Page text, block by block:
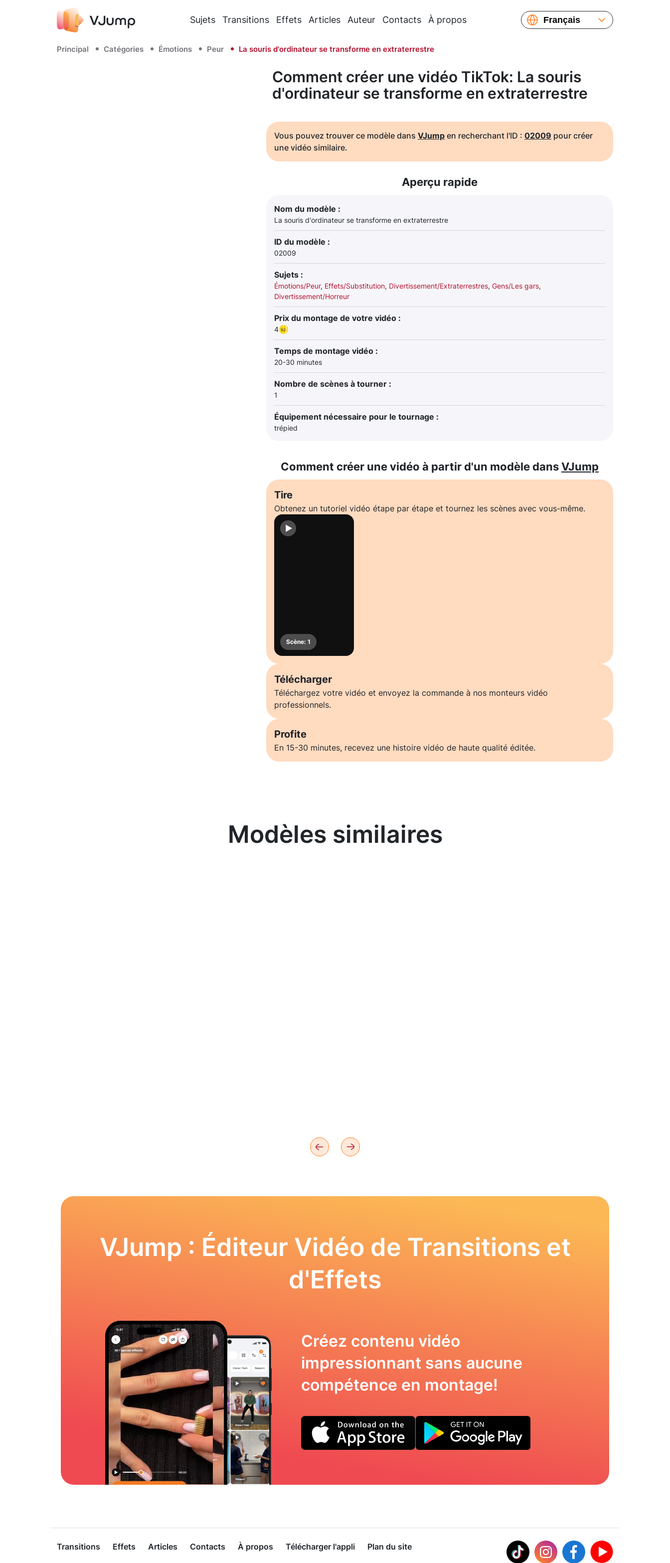
Sujets Transitions Effets Articles Auteur Contacts À propos
Français
Українська
繁體中文
Principal Catégories Émotions Peur La souris d'ordinateur se transforme en extraterrestre
Comment créer une vidéo TikTok: La souris
d'ordinateur se transforme en extraterrestre
Vous pouvez trouver ce modèle dans VJump en recherchant l'ID : 02009 pour créer
une vidéo similaire.
Aperçu rapide
Nom du modèle :
La souris d'ordinateur se transforme en extraterrestre
ID du modèle :
02009
Sujets :
Émotions/Peur, Effets/Substitution, Divertissement/Extraterrestres, Gens/Les gars,
Divertissement/Horreur
Prix du montage de votre vidéo :
4
Temps de montage vidéo :
20-30 minutes
Nombre de scènes à tourner :
1
Équipement nécessaire pour le tournage :
trépied
Comment créer une vidéo à partir d'un modèle dansVJump
Tire
Obtenez un tutoriel vidéo étape par étape et tournez les scènes avec vous-même.
Télécharger
Téléchargez votre vidéo et envoyez la commande à nos monteurs vidéo
professionnels.
Profite
En 15-30 minutes, recevez une histoire vidéo de haute qualité éditée.
Modèles similaires
VJump : Éditeur Vidéo de Transitions et
d'Effets
Créez contenu vidéo
impressionnant sans aucune
compétence en montage!
Transitions Effets Articles Contacts À propos Télécharger l'appli Plan du site